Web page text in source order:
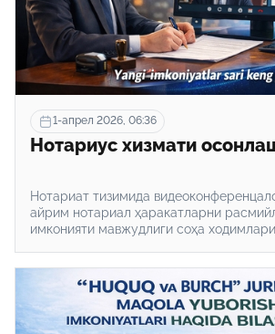
1-апрел 2026, 06:36
Нотариус хизмати
Нотариат тизимида
айрим нотариал ҳаракатларни
имконияти мавжудлиги соҳа